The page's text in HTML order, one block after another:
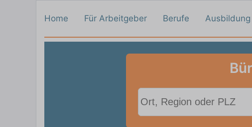
Home Für Arbeitgeber Berufe Ausbildung